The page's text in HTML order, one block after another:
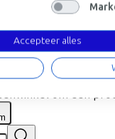
bij de
voorraad. Laat je
om een
Accepteer alles